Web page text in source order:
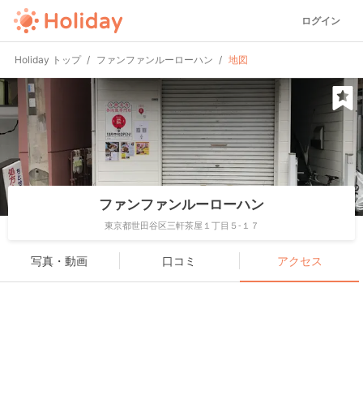
ログイン
Holiday トップ ファンファンルーローハン 地図
ファンファンルーローハン
東京都世田谷区三軒茶屋１丁目５-１７
写真・動画 口コミ アクセス